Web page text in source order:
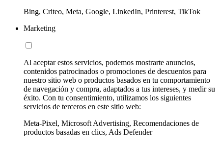
Bing, Criteo, Meta, Google, LinkedIn, Printerest, TikTok
Marketing
Al aceptar estos servicios, podemos mostrarte anuncios,
contenidos patrocinados o promociones de descuentos para
nuestro sitio web o productos basados en tu comportamiento
de navegación y compra, adaptados a tus intereses, y medir su
éxito. Con tu consentimiento, utilizamos los siguientes
servicios de terceros en este sitio web:
Meta-Pixel, Microsoft Advertising, Recomendaciones de
productos basadas en clics, Ads Defender